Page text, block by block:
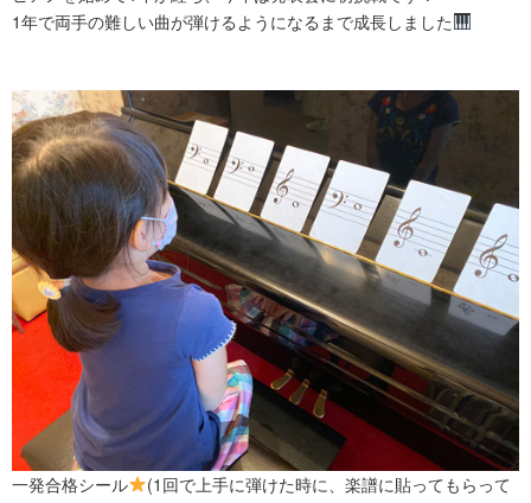
1年で両手の難しい曲が弾けるようになるまで成長しました
一発合格シール
(1回で上手に弾けた時に、楽譜に貼ってもらって